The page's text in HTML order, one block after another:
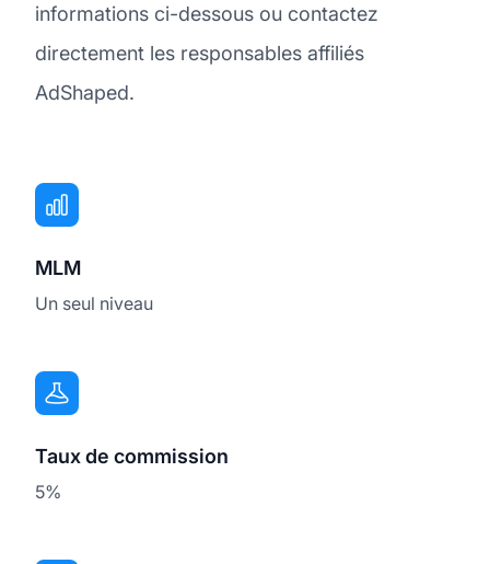
informations ci-dessous ou contactez
directement les responsables affiliés
AdShaped.
MLM
Un seul niveau
Taux de commission
5%